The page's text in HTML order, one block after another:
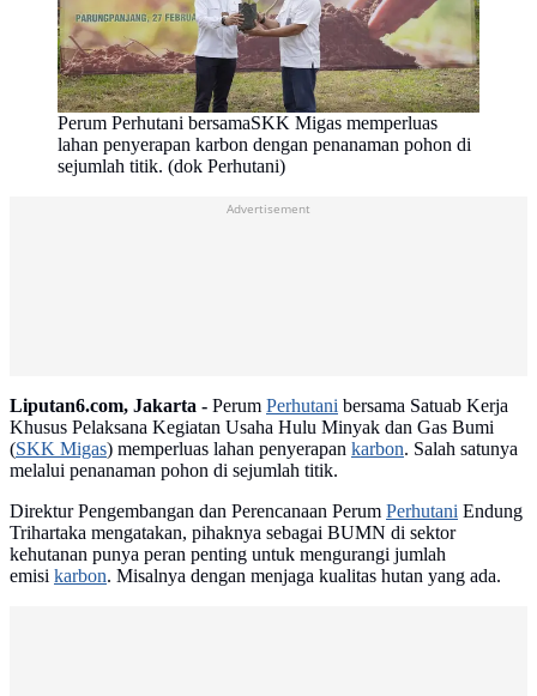
Perum Perhutani bersamaSKK Migas memperluas
lahan penyerapan karbon dengan penanaman pohon di
sejumlah titik. (dok Perhutani)
Advertisement
Liputan6.com, Jakarta - Perum Perhutani bersama Satuab Kerja
Khusus Pelaksana Kegiatan Usaha Hulu Minyak dan Gas Bumi
(SKK Migas) memperluas lahan penyerapan karbon. Salah satunya
melalui penanaman pohon di sejumlah titik.
Direktur Pengembangan dan Perencanaan Perum Perhutani Endung
Trihartaka mengatakan, pihaknya sebagai BUMN di sektor
kehutanan punya peran penting untuk mengurangi jumlah
emisi karbon. Misalnya dengan menjaga kualitas hutan yang ada.